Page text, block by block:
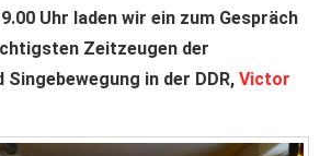
Uhr laden wir ein zum Gespräch
Zeitzeugen der
Singebewegung in der DDR,Victor